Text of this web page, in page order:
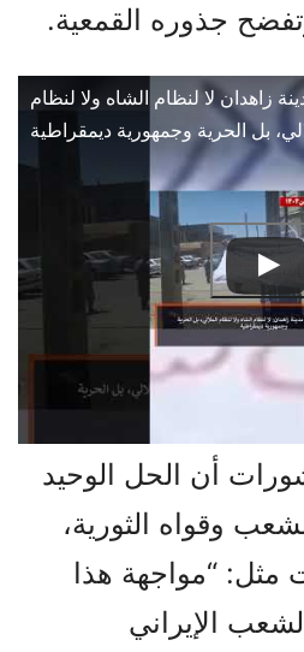
جذوره القمعية.
زاهدان لا لنظام الشاه ولا لنظام
بل الحرية وجمهورية ديمقراطية
أن الحل الوحيد
وقواه الثورية،
“مواجهة هذا
الإيراني